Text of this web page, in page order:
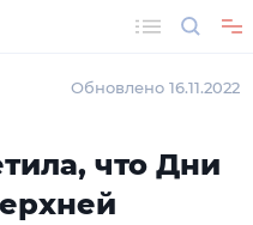
Обновлено 16.11.2022
что Дни